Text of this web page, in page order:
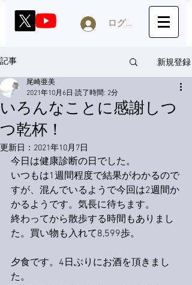
ログイン
記事 新規登録
いろんなことに感謝しつ
つ乾杯！
尾崎亜美
2021年10月6日 読了時間: 2分
更新日： 2021年10月7日
今日は健康診断の日でした。
いつもは1週間程度で結果がわかるので
すが、混んでいるようで今回は2週間か
かるようです。気長に待ちます。
終わってから散歩する時間もありまし
た。買い物も入れて8,599歩。
夕食です。4日ぶりにお酒を頂きまし
た。